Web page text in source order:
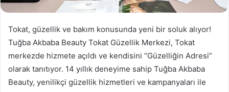
Tokat, güzellik ve bakım konusunda yeni bir soluk alıyor!
Tuğba Akbaba Beauty Tokat Güzellik Merkezi, Tokat
merkezde hizmete açıldı ve kendisini “Güzelliğin Adresi”
olarak tanıtıyor. 14 yıllık deneyime sahip Tuğba Akbaba
Beauty, yenilikçi güzellik hizmetleri ve kampanyaları ile